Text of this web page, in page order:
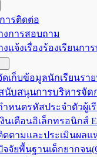
ารติดต่อ
งการสอบถาม
งแจ้งเรื่องร้องเรียนก
ดเก็บข้อมูลนักเรียนรา
นับสนุนการบริหารจัด
ำหนดรหัสประจำตัวผู้เ
นเดือนอิเล็กทรอนิกส์
ดตามและประเมินผลแ
จจัยพื้นฐานเด็กยากจน